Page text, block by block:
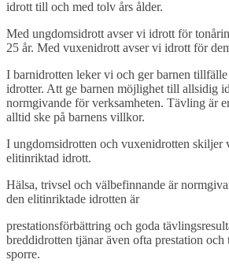
idrott till och med tolv års ålder.
Med ungdomsidrott avser vi idrott för
25 år. Med vuxenidrott avser vi idrott för
I barnidrotten leker vi och ger barnen
idrotter. Att ge barnen möjlighet till allsidig
normgivande för verksamheten. Tävling är
alltid ske på barnens villkor.
I ungdomsidrotten och vuxenidrotten skiljer
elitinriktad idrott.
Hälsa, trivsel och välbefinnande är
den elitinriktade idrotten är
prestationsförbättring och goda
breddidrotten tjänar även ofta prestation och
sporre.